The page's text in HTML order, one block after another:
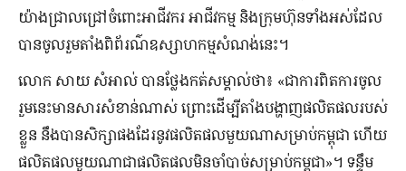
យ៉ាងជ្រាលជ្រៅចំពោះអាជីវករ អាជីវកម្ម និងក្រុមហ៊ុនទាំងអស់ដែល
បានចូលរួមតាំងពិព័រណ៌ឧស្សាហកម្មសំណង់នេះ។
លោក សាយ សំអាល់ បានថ្លែងកត់សម្គាល់ថា៖ «ជាការពិតការចូល
រួមនេះមានសារសំខាន់ណាស់ ព្រោះដើម្បីតាំងបង្ហាញផលិតផលរបស់
ខ្លួន នឹងបានសិក្សាផងដែរនូវផលិតផលមួយណាសម្រាប់កម្ពុជា ហើយ
ផលិតផលមួយណាជាផលិតផលមិនចាំបាច់សម្រាប់កម្ពុជា»។ ទន្ទឹម